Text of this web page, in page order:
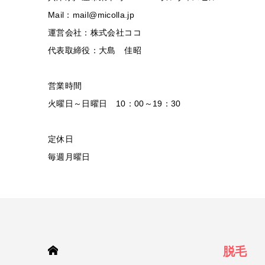
Mail：mail@micolla.jp
運営会社：株式会社ココ
代表取締役：大島 佳昭
営業時間
火曜日～日曜日 10：00～19：30
定休日
毎週月曜日
脱毛